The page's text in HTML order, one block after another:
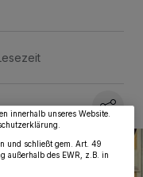
aufgeführten
innerhalb unseres Website.
und schließt gem. Art. 49
außerhalb des EWR, z.B. in